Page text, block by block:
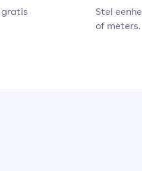
Stel
of meters.